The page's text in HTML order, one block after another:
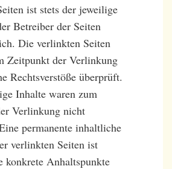
ist stets der jeweilige
Betreiber der Seiten
Die verlinkten Seiten
Zeitpunkt der Verlinkung
Rechtsverstöße überprüft.
Inhalte waren zum
Verlinkung nicht
permanente inhaltliche
verlinkten Seiten ist
konkrete Anhaltspunkte